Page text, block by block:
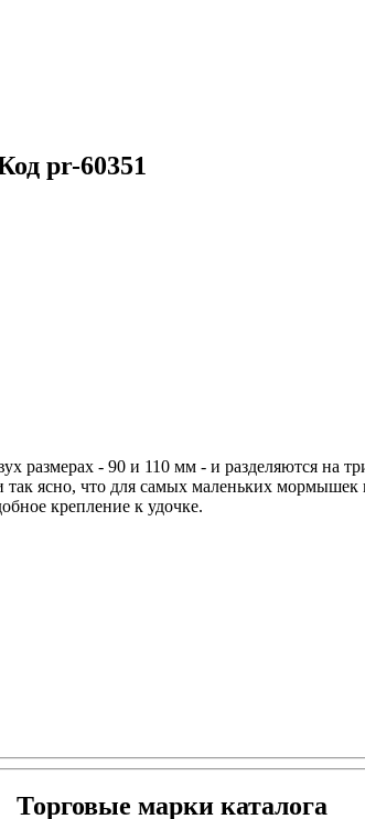
pr-60351
- 90 и 110 мм - и разделяются на
ясно, что для самых маленьких мормышек
крепление к удочке.
Торговые марки каталога